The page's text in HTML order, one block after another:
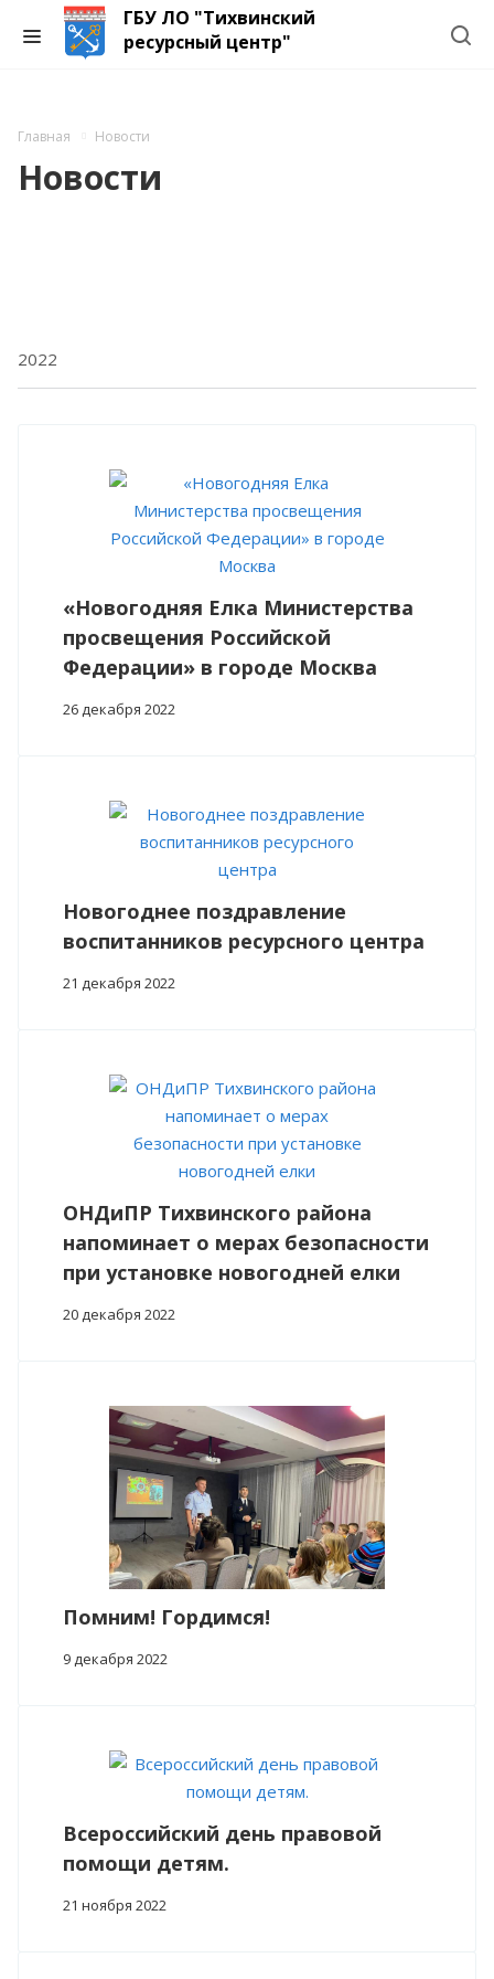
ГБУ ЛО "Тихвинский
ресурсный центр"
Главная Новости
Новости
«Новогодняя Елка Министерства
просвещения Российской
Федерации» в городе Москва
26 декабря 2022
Новогоднее поздравление
воспитанников ресурсного центра
21 декабря 2022
ОНДиПР Тихвинского района
напоминает о мерах безопасности
при установке новогодней елки
20 декабря 2022
Помним! Гордимся!
9 декабря 2022
Всероссийский день правовой
помощи детям.
21 ноября 2022